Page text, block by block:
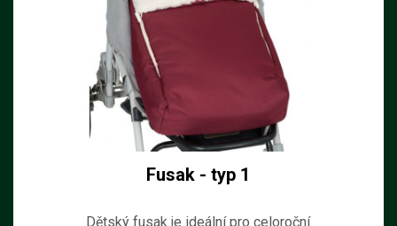
Fusak - typ 1
Dětský fusak je ideální pro celoroční